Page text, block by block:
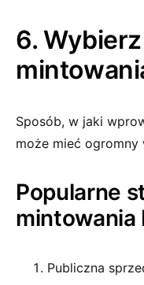
6.
Sposób, w jaki
może mieć ogromny
Popularne
mintowania
Publiczna